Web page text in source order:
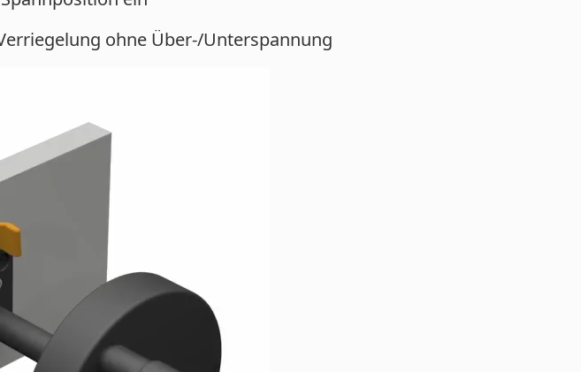
ohne Über-/Unterspannung